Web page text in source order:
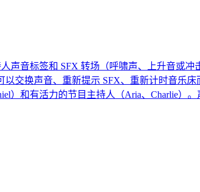
声音标签和 SFX 转场（呼啸声、上升音或冲
交换声音、重新提示 SFX、重新计时音乐
）和有活力的节目主持人（Aria、Charlie